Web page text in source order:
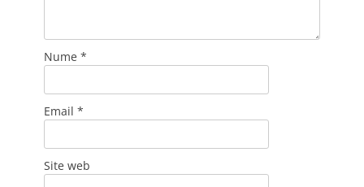
Nume *
Email *
Site web